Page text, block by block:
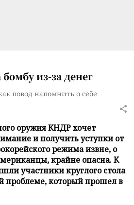
из-за денег
повод напомнить о себе
оружия КНДР хочет
и получить уступки от
режима извне, о
крайне опасна. К
участники круглого стола
проблеме, который прошел в